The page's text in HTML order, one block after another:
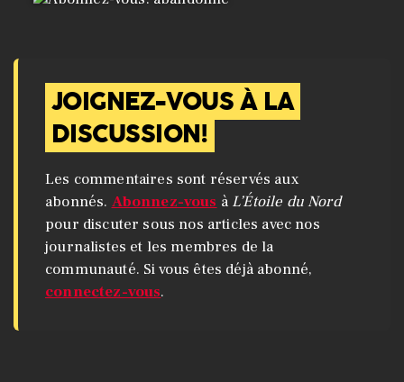
JOIGNEZ-VOUS À LA
DISCUSSION!
Les commentaires sont réservés aux
abonnés. Abonnez-vous à L’Étoile du Nord
pour discuter sous nos articles avec nos
journalistes et les membres de la
communauté. Si vous êtes déjà abonné,
connectez-vous.